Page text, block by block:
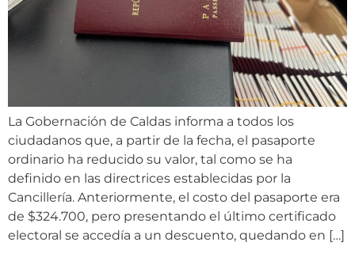
La Gobernación de Caldas informa a todos los
ciudadanos que, a partir de la fecha, el pasaporte
ordinario ha reducido su valor, tal como se ha
definido en las directrices establecidas por la
Cancillería. Anteriormente, el costo del pasaporte era
de $324.700, pero presentando el último certificado
electoral se accedía a un descuento, quedando en […]